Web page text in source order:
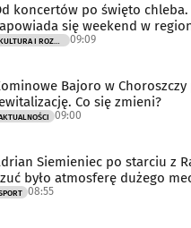
koncertów po święto chleba.
się weekend w
09:09
Bajoro w
Co się zmieni?
09:00
Siemieniec po starciu z
było atmosferę dużego
08:55